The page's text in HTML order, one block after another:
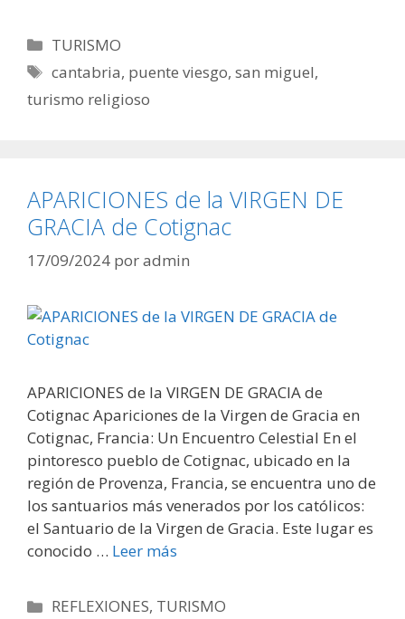
Categorías
TURISMO
Etiquetas
cantabria, puente viesgo,san miguel,
turismo religioso
APARICIONES de la VIRGEN DE
GRACIA de Cotignac
17/09/2024 poradmin
APARICIONES de la VIRGEN DE GRACIA de
Cotignac Apariciones de la Virgen de Gracia en
Cotignac, Francia: Un Encuentro Celestial En el
pintoresco pueblo de Cotignac, ubicado en la
región de Provenza, Francia, se encuentra uno de
los santuarios más venerados por los católicos:
el Santuario de la Virgen de Gracia. Este lugar es
conocido … Leer más
Categorías
REFLEXIONES, TURISMO